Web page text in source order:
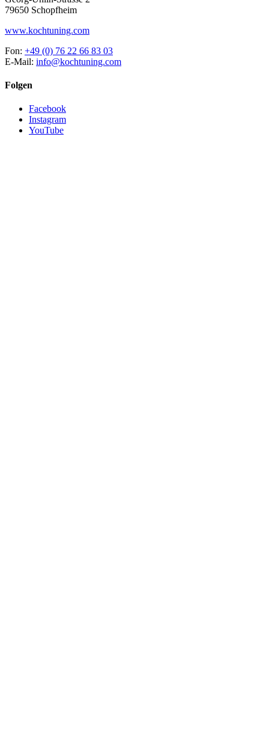
79650 Schopfheim
www.kochtuning.com
Fon: +49 (0) 76 22 66 83 03
E-Mail: info@kochtuning.com
Folgen
Facebook
Instagram
YouTube